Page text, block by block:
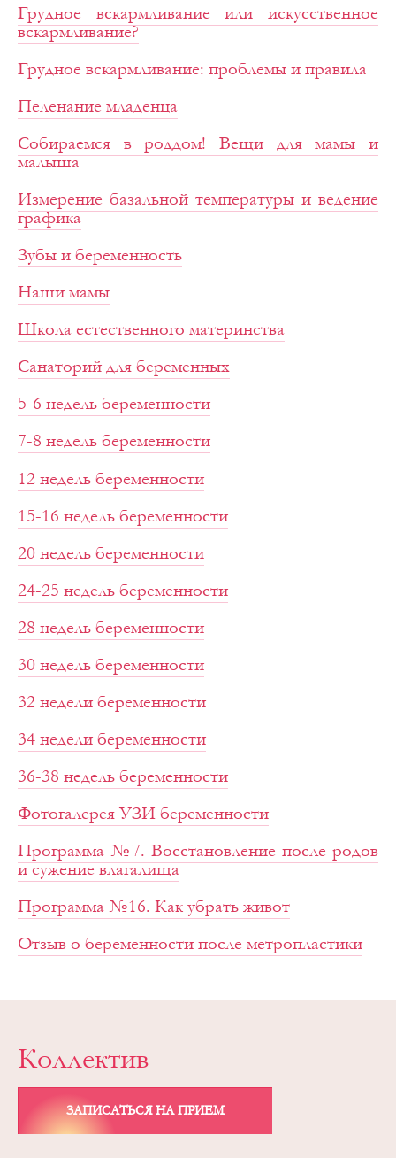
Грудное вскармливание или искусственное
вскармливание?
Грудное вскармливание: проблемы и правила
Пеленание младенца
Собираемся в роддом! Вещи для мамы и
малыша
Измерение базальной температуры и ведение
графика
Зубы и беременность
Наши мамы
Школа естественного материнства
Санаторий для беременных
5-6 недель беременности
7-8 недель беременности
12 недель беременности
15-16 недель беременности
20 недель беременности
24-25 недель беременности
28 недель беременности
30 недель беременности
32 недели беременности
34 недели беременности
36-38 недель беременности
Фотогалерея УЗИ беременности
Программа №7. Восстановление после родов
и сужение влагалища
Программа №16. Как убрать живот
Отзыв о беременности после метропластики
Коллектив
ЗАПИСАТЬСЯ НА ПРИЕМ